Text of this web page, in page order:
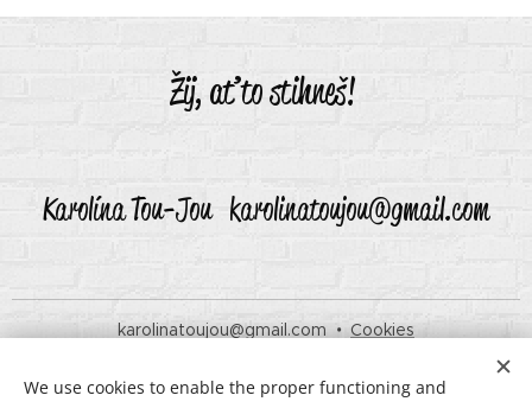
Žij, ať to stihneš!
Karolína Tou-Jou karolinatoujou@gmail.com
karolinatoujou@gmail.com Cookies
Languages
We use cookies to enable the proper functioning and